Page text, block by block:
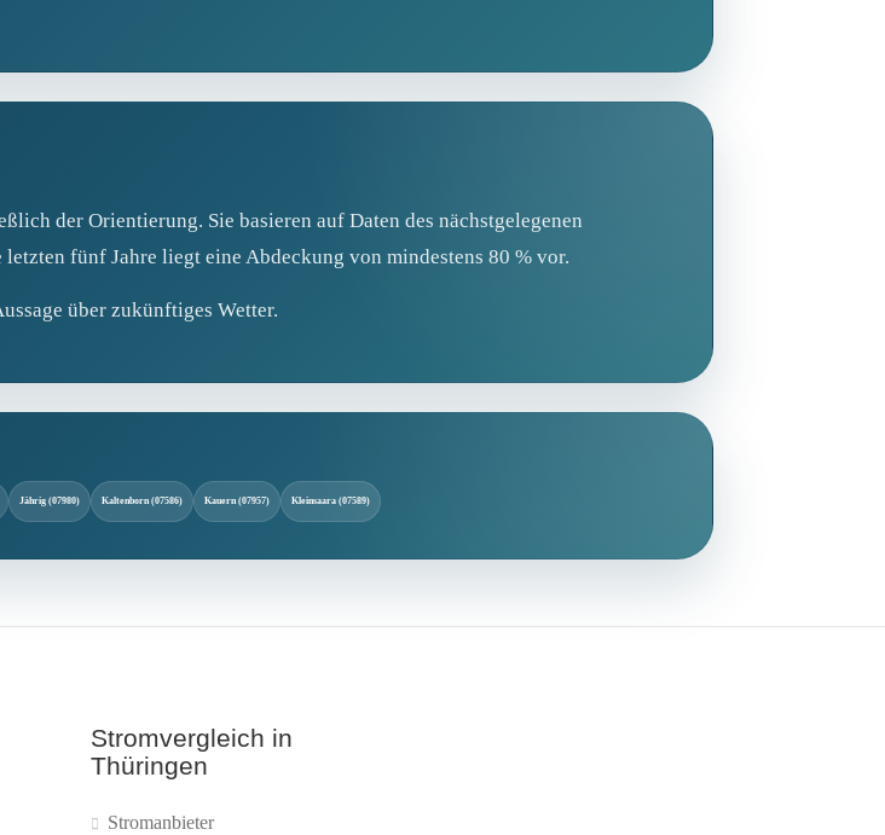
der Orientierung. Sie basieren auf Daten des nächstgelegenen
fünf Jahre liegt eine Abdeckung von mindestens 80 % vor.
über zukünftiges Wetter.
Jährig (07980) Kaltenborn (07586) Kauern (07957) Kleinsaara (07589)
Stromvergleich in
Thüringen
Stromanbieter